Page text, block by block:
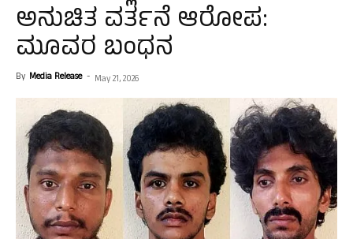
ಅನುಚಿತ ವರ್ತನೆ ಆರೋಪ:
ಮೂವರ ಬಂಧನ
By Media Release - May 21, 2026